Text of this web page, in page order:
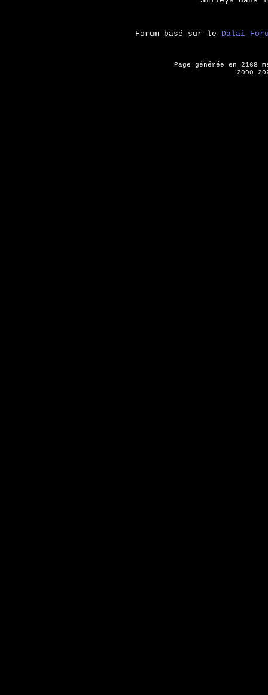
Forum basé sur le Dalai
Page générée en 2168
2000-